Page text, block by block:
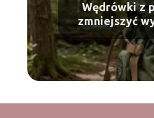
Wędrówki z
zmniejszyć
radość z